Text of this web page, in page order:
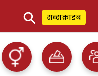
⚲ सब्सक्राइब